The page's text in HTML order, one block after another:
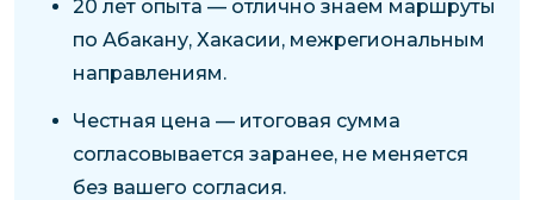
20 лет опыта — отлично знаем маршруты
по Абакану, Хакасии, межрегиональным
направлениям.
Честная цена — итоговая сумма
согласовывается заранее, не меняется
без вашего согласия.